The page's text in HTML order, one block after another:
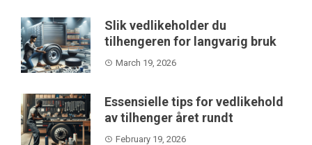
Slik vedlikeholder du
tilhengeren for langvarig bruk
March 19, 2026
Essensielle tips for vedlikehold
av tilhenger året rundt
February 19, 2026